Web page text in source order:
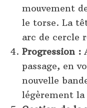
mouvement
le torse. La
arc de cercle
Progression :
passage, en
nouvelle
légèrement la